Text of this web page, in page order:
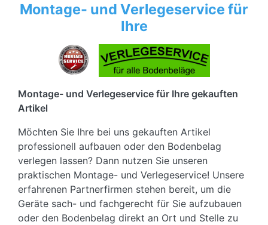
Montage- und Verlegeservice für
Ihre
Montage- und Verlegeservice für Ihre gekauften
Artikel
Möchten Sie Ihre bei uns gekauften Artikel
professionell aufbauen oder den Bodenbelag
verlegen lassen? Dann nutzen Sie unseren
praktischen Montage- und Verlegeservice! Unsere
erfahrenen Partnerfirmen stehen bereit, um die
Geräte sach- und fachgerecht für Sie aufzubauen
oder den Bodenbelag direkt an Ort und Stelle zu